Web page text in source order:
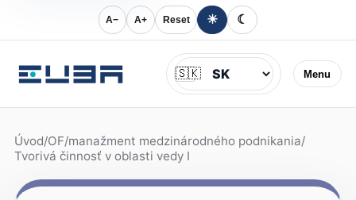
A− A+ Reset ☀ ☾
Menu
Jazyk
🇸🇰
Úvod/OF/manažment medzinárodného podnikania/
Tvorivá činnosť v oblasti vedy I